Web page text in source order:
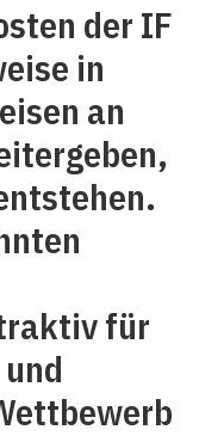
der IF
in
an
für